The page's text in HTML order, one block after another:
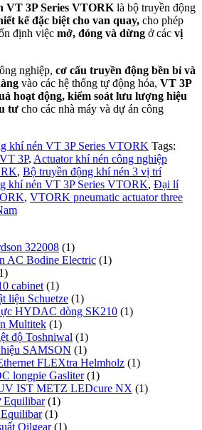
VT 3P Series VTORK là bộ truyền động
kế đặc biệt cho van quay, cho phép
định việc mở, đóng và dừng ở các vị
nghiệp, cơ cấu truyền động bền bỉ và
vào các hệ thống tự động hóa, VT 3P
hoạt động, kiểm soát lưu lượng hiệu
tư cho các nhà máy và dự án công
khí nén VT 3P Series VTORK Tags:
3P, Actuator khí nén công nghiệp
, Bộ truyền động khí nén 3 vị trí
khí nén VT 3P Series VTORK, Đại lí
, VTORK pneumatic actuator three
322008 (1)
AC Bodine Electric (1)
cabinet (1)
liệu Schuetze (1)
HYDAC dòng SK210 (1)
Multitek (1)
độ Toshniwal (1)
SAMSON (1)
FLEXtra Helmholz (1)
longpie Gasliter (1)
IST METZ LEDcure NX (1)
Equilibar (1)
(1)
Oilgear (1)